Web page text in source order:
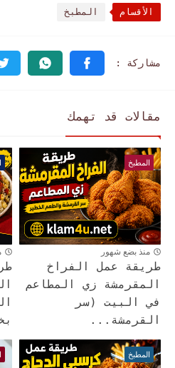
الأقسام المطبخ
مقالات قد تهمك
المطبخ
منذ بضع شهور
طريقة عمل الفراخ
المقرمشة زي المطاعم
في البيت (سر
القرمشة...
المطبخ